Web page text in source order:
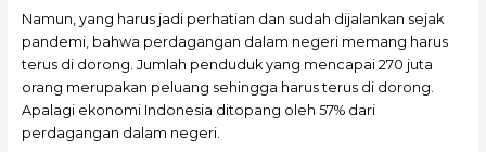
Namun, yang harus jadi perhatian dan sudah dijalankan sejak
pandemi, bahwa perdagangan dalam negeri memang harus
terus di dorong. Jumlah penduduk yang mencapai 270 juta
orang merupakan peluang sehingga harus terus di dorong.
Apalagi ekonomi Indonesia ditopang oleh 57% dari
perdagangan dalam negeri.